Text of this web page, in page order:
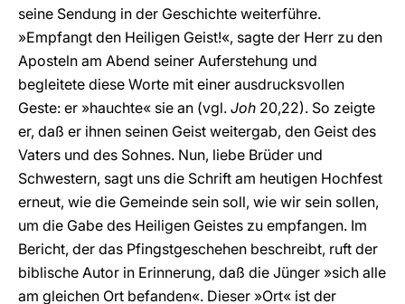
seine Sendung in der Geschichte weiterführe.
»Empfangt den Heiligen Geist!«, sagte der Herr zu den
Aposteln am Abend seiner Auferstehung und
begleitete diese Worte mit einer ausdrucksvollen
Geste: er »hauchte« sie an (vgl. Joh 20,22). So zeigte
er, daß er ihnen seinen Geist weitergab, den Geist des
Vaters und des Sohnes. Nun, liebe Brüder und
Schwestern, sagt uns die Schrift am heutigen Hochfest
erneut, wie die Gemeinde sein soll, wie wir sein sollen,
um die Gabe des Heiligen Geistes zu empfangen. Im
Bericht, der das Pfingstgeschehen beschreibt, ruft der
biblische Autor in Erinnerung, daß die Jünger »sich alle
am gleichen Ort befanden«. Dieser »Ort« ist der